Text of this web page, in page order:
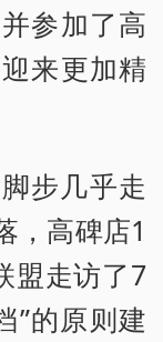
参加了高
来更加精
步几乎走
，高碑店1
盟走访了7
”的原则建